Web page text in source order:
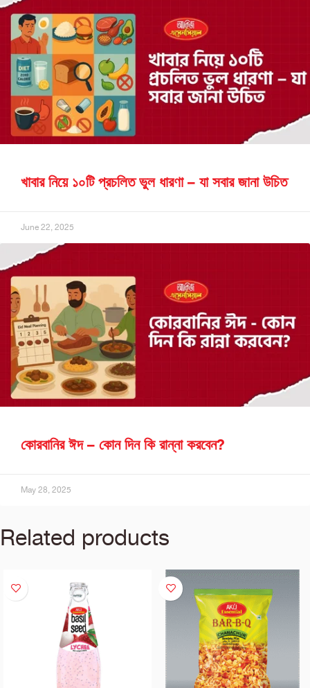
খাবার নিয়ে ১০টি প্রচলিত ভুল ধারণা – যা সবার জানা উচিত
June 22, 2025
কোরবানির ঈদ – কোন দিন কি রান্না করবেন?
May 28, 2025
Related products